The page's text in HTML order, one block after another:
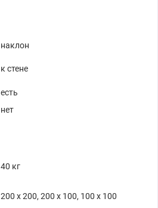
наклон
к стене
есть
нет
40 кг
200 x 200, 200 x 100, 100 x 100